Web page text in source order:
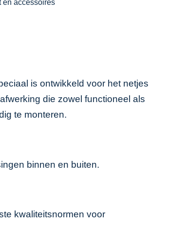
en accessoires
is ontwikkeld voor het netjes
die zowel functioneel als
te monteren.
binnen en buiten.
kwaliteitsnormen voor